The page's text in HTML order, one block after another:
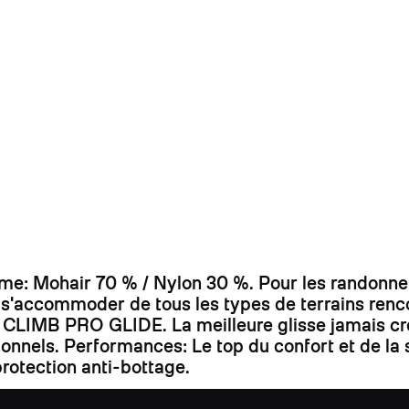
Mohair 70 % / Nylon 30 %. Pour les
de tous les types de terrains
PRO GLIDE. La meilleure glisse jamais
Performances: Le top du confort et de
anti-bottage.